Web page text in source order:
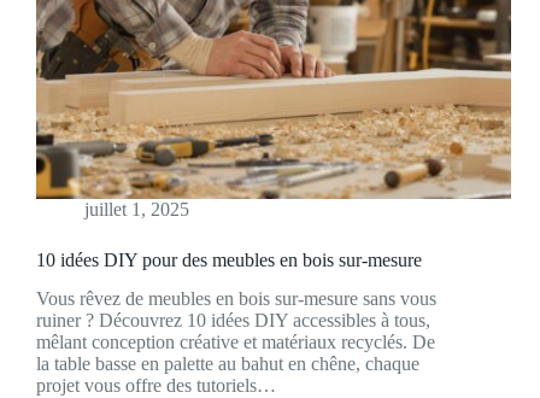
juillet 1, 2025
10 idées DIY pour des meubles en bois sur-mesure
Vous rêvez de meubles en bois sur-mesure sans vous
ruiner ? Découvrez 10 idées DIY accessibles à tous,
mêlant conception créative et matériaux recyclés. De
la table basse en palette au bahut en chêne, chaque
projet vous offre des tutoriels…